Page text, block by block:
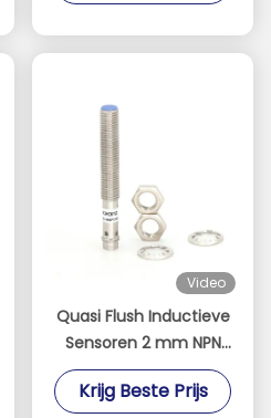
Video
Quasi Flush Inductieve
Sensoren 2 mm NPN
Normaal geopend 10-
30VDC Uitgang
Krijg Beste Prijs